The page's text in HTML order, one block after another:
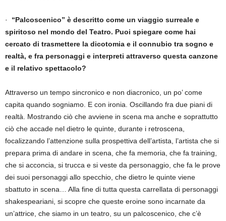
· “Palcoscenico” è descritto come un viaggio surreale e
spiritoso nel mondo del Teatro. Puoi spiegare come hai
cercato di trasmettere la dicotomia e il connubio tra sogno e
realtà, e fra personaggi e interpreti attraverso questa canzone
e il relativo spettacolo?
Attraverso un tempo sincronico e non diacronico, un po’ come
capita quando sogniamo. E con ironia. Oscillando fra due piani di
realtà. Mostrando ciò che avviene in scena ma anche e soprattutto
ciò che accade nel dietro le quinte, durante i retroscena,
focalizzando l’attenzione sulla prospettiva dell’artista, l’artista che si
prepara prima di andare in scena, che fa memoria, che fa training,
che si acconcia, si trucca e si veste da personaggio, che fa le prove
dei suoi personaggi allo specchio, che dietro le quinte viene
sbattuto in scena… Alla fine di tutta questa carrellata di personaggi
shakespeariani, si scopre che queste eroine sono incarnate da
un’attrice, che siamo in un teatro, su un palcoscenico, che c’è